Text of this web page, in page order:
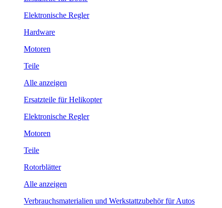
Elektronische Regler
Hardware
Motoren
Teile
Alle anzeigen
Ersatzteile für Helikopter
Elektronische Regler
Motoren
Teile
Rotorblätter
Alle anzeigen
Verbrauchsmaterialien und Werkstattzubehör für Autos